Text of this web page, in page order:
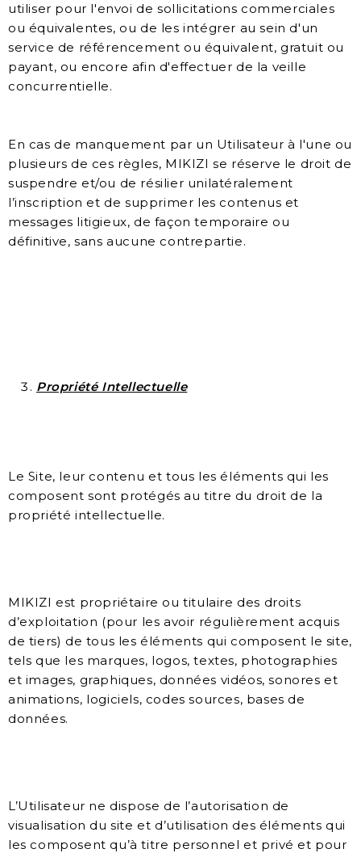
utiliser pour l'envoi de sollicitations commerciales
ou équivalentes, ou de les intégrer au sein d'un
service de référencement ou équivalent, gratuit ou
payant, ou encore afin d'effectuer de la veille
concurrentielle.
En cas de manquement par un Utilisateur à l'une ou
plusieurs de ces règles, MIKIZI se réserve le droit de
suspendre et/ou de résilier unilatéralement
l’inscription et de supprimer les contenus et
messages litigieux, de façon temporaire ou
définitive, sans aucune contrepartie.
Propriété Intellectuelle
Le Site, leur contenu et tous les éléments qui les
composent sont protégés au titre du droit de la
propriété intellectuelle.
MIKIZI est propriétaire ou titulaire des droits
d’exploitation (pour les avoir régulièrement acquis
de tiers) de tous les éléments qui composent le site,
tels que les marques, logos, textes, photographies
et images, graphiques, données vidéos, sonores et
animations, logiciels, codes sources, bases de
données.
L’Utilisateur ne dispose de l’autorisation de
visualisation du site et d’utilisation des éléments qui
les composent qu’à titre personnel et privé et pour